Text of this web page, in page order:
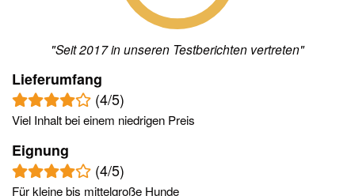
"Seit 2017 in unseren Testberichten vertreten"
Lieferumfang
(4/5)
Viel Inhalt bei einem niedrigen Preis
Eignung
(4/5)
Für kleine bis mittelgroße Hunde